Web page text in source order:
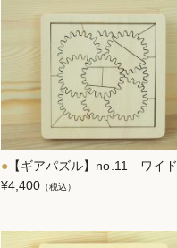
【ギアパズル】no.11 ワイド
¥4,400 （税込）